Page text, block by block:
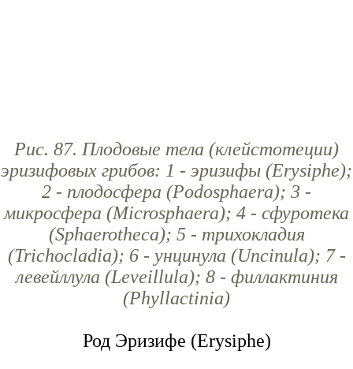
Рис. 87. Плодовые тела (клейстотеции)
эризифовых грибов: 1 - эризифы (Erysiphe);
2 - плодосфера (Podosphaera); 3 -
микросфера (Microsphaera); 4 - сфуротека
(Sphaerotheca); 5 - трихокладия
(Trichocladia); 6 - унцинула (Uncinula); 7 -
левейллула (Leveillula); 8 - филлактиния
(Phyllactinia)
Род Эризифе (Erysiphe)